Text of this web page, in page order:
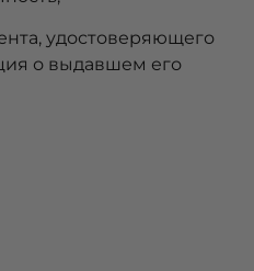
удостоверяющего
о выдавшем его